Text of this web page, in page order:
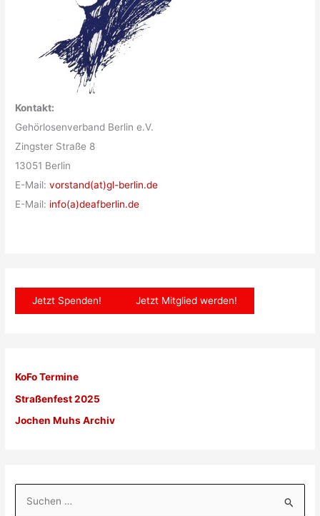
Kontakt:
Gehörlosenverband Berlin e.V.
Zingster Straße 8
13051 Berlin
E-Mail:vorstand(at)gl-berlin.de
E-Mail: info(a)deafberlin.de
Jetzt Spenden! Jetzt Mitglied werden!
KoFo Termine
Straßenfest 2025
Jochen Muhs Archiv